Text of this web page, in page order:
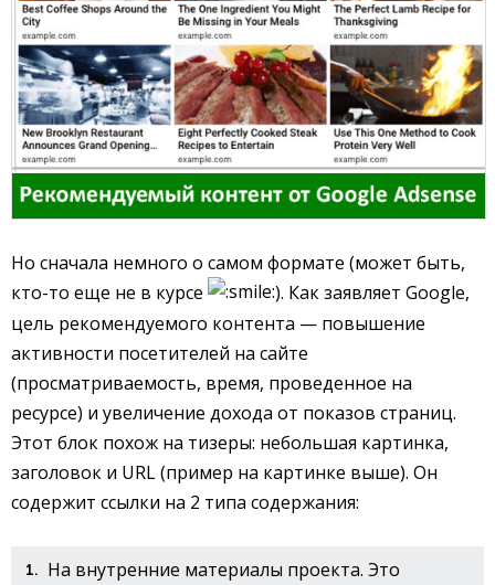
Но сначала немного о самом формате (может быть,
кто-то еще не в курсе
). Как заявляет Google,
цель рекомендуемого контента — повышение
активности посетителей на сайте
(просматриваемость, время, проведенное на
ресурсе) и увеличение дохода от показов страниц.
Этот блок похож на тизеры: небольшая картинка,
заголовок и URL (пример на картинке выше). Он
содержит ссылки на 2 типа содержания:
На внутренние материалы проекта. Это